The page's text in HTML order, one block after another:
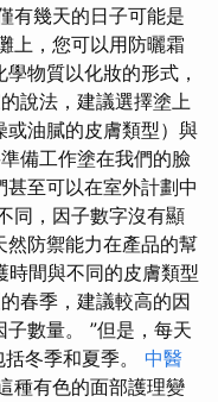
有幾天的日子可能是
上，您可以用防曬霜
物質以化妝的形式，
說法，建議選擇塗上
或油膩的皮膚類型）與
備工作塗在我們的臉
至可以在室外計劃中
同，因子數字沒有顯
然防禦能力在產品的幫
時間與不同的皮膚類型
春季，建議較高的因
數量。 ”但是，每天
冬季和夏季。 中醫
種有色的面部護理變